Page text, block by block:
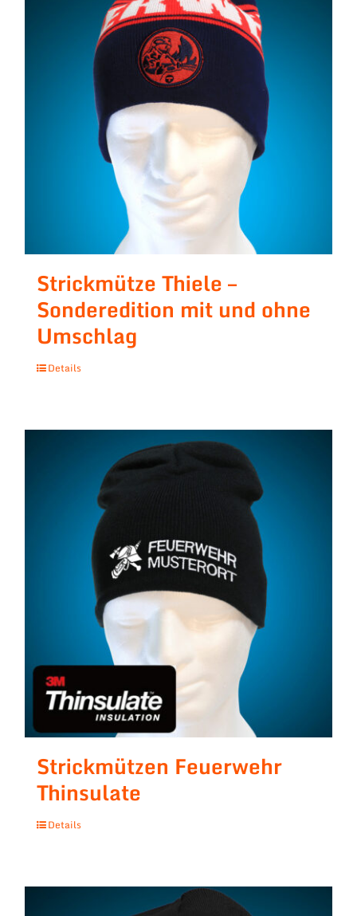
Strickmütze Thiele –
Sonderedition mit und ohne
Umschlag
Details
Strickmützen Feuerwehr
Thinsulate
Details